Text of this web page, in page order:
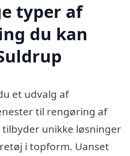
typer af
du kan
et udvalg af
til rengøring af
unikke løsninger
i topform. Uanset